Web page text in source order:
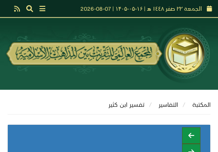
الجمعة ٢٢ صفر ١٤٤٨ هـ | ۱۶-۰۵-۱۴۰۵ | 07-08-2026
المكتبة التفاسير تفـسير ابن كثير